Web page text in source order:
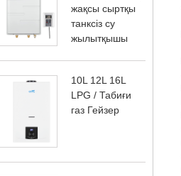
жақсы сыртқы
танксіз су
жылытқышы
10L 12L 16L
LPG / Табиғи
газ Гейзер